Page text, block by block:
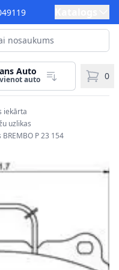
Auto
auto 0
iekārta
uzlikas
P 23 154